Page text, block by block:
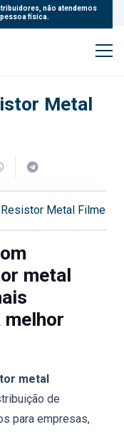
não atendemos
pessoa física.
Metal
Metal Filme
metal
melhor
metal
de
para empresas,